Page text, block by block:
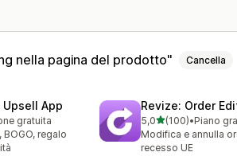
nella pagina del prodotto Cancella
Upsell App
gratuita
regalo
Revize: Order
5,0stelle su 5
(100)
100 recensioni totali
•Piano
Modifica e annulla
recesso UE